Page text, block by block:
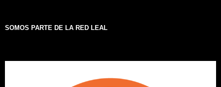
SOMOS PARTE DE LA RED LEAL